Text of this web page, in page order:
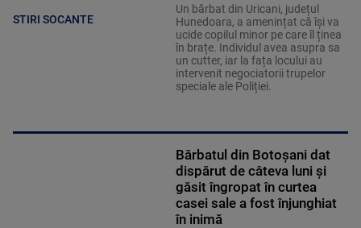
STIRI SOCANTE
Un bărbat din Uricani, județul
Hunedoara, a amenințat că își va
ucide copilul minor pe care îl ținea
în brațe. Individul avea asupra sa
un cutter, iar la fața locului au
intervenit negociatorii trupelor
speciale ale Poliției.
Bărbatul din Botoșani dat
dispărut de câteva luni și
găsit îngropat în curtea
casei sale a fost înjunghiat
în inimă